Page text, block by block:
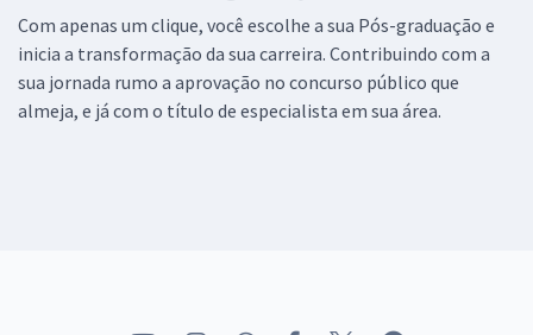
Com apenas um clique, você escolhe a sua Pós-graduação e
inicia a transformação da sua carreira. Contribuindo com a
sua jornada rumo a aprovação no concurso público que
almeja, e já com o título de especialista em sua área.